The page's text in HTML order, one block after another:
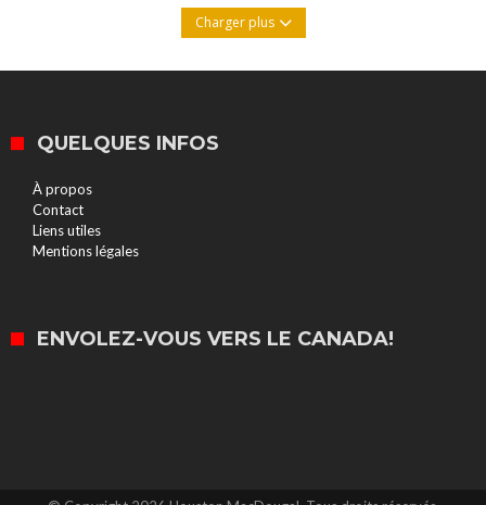
Charger plus
QUELQUES INFOS
À propos
Contact
Liens utiles
Mentions légales
ENVOLEZ-VOUS VERS LE CANADA!